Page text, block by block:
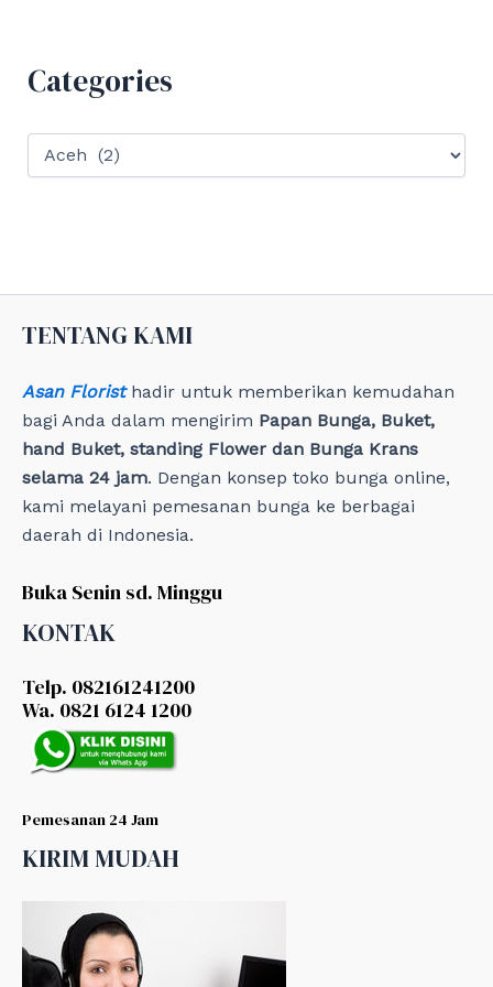
o
Categories
i
s
TENTANG KAMI
Asan Floristhadir untuk memberikan kemudahan
bagi Anda dalam mengirim Papan Bunga, Buket,
hand Buket, standing Flower dan Bunga Krans
selama 24 jam. Dengan konsep toko bunga online,
kami melayani pemesanan bunga ke berbagai
daerah di Indonesia.
Buka Senin sd. Minggu
KONTAK
Telp. 082161241200
Wa. 0821 6124 1200
Pemesanan 24 Jam
KIRIM MUDAH